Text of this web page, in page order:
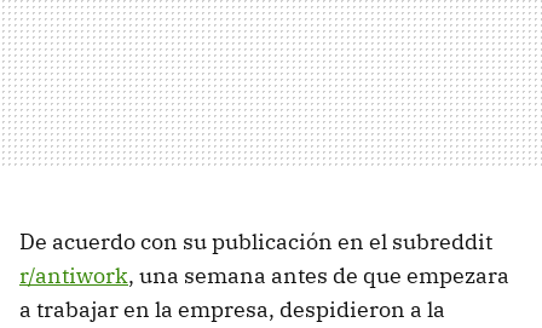
De acuerdo con su publicación en el subreddit
r/antiwork, una semana antes de que empezara
a trabajar en la empresa, despidieron a la